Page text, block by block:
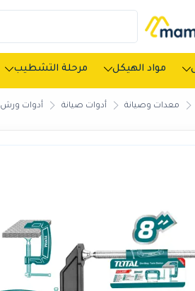
مواد الهيكل مرحلة التشطيب
معدات وصيانة أدوات صيانة أدوات ورش